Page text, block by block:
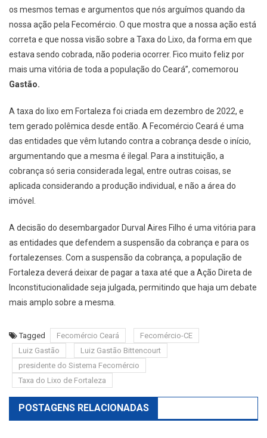
os mesmos temas e argumentos que nós arguímos quando da
nossa ação pela Fecomércio. O que mostra que a nossa ação está
correta e que nossa visão sobre a Taxa do Lixo, da forma em que
estava sendo cobrada, não poderia ocorrer. Fico muito feliz por
mais uma vitória de toda a população do Ceará”, comemorou
Gastão.
A taxa do lixo em Fortaleza foi criada em dezembro de 2022, e
tem gerado polêmica desde então. A Fecomércio Ceará é uma
das entidades que vêm lutando contra a cobrança desde o início,
argumentando que a mesma é ilegal. Para a instituição, a
cobrança só seria considerada legal, entre outras coisas, se
aplicada considerando a produção individual, e não a área do
imóvel.
A decisão do desembargador Durval Aires Filho é uma vitória para
as entidades que defendem a suspensão da cobrança e para os
fortalezenses. Com a suspensão da cobrança, a população de
Fortaleza deverá deixar de pagar a taxa até que a Ação Direta de
Inconstitucionalidade seja julgada, permitindo que haja um debate
mais amplo sobre a mesma.
Tagged Fecomércio Ceará
Fecomércio-CE
Luiz Gastão
Luiz Gastão Bittencourt
presidente do Sistema Fecomércio
Taxa do Lixo de Fortaleza
POSTAGENS RELACIONADAS